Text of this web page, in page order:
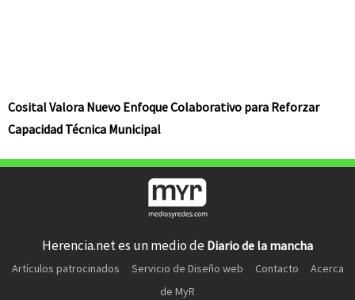
Cosital Valora Nuevo Enfoque Colaborativo para Reforzar
Capacidad Técnica Municipal
Herencia.net es un medio de Diario de la mancha
Artículos patrocinados Servicio de Diseño web Contacto
Acerca
de MyR